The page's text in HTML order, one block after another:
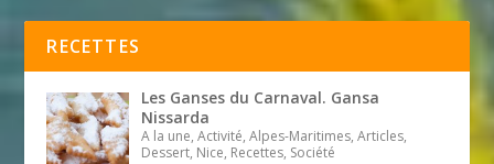
RECETTES
Les Ganses du Carnaval. Gansa
Nissarda
A la une, Activité, Alpes-Maritimes, Articles,
Dessert, Nice, Recettes, Société